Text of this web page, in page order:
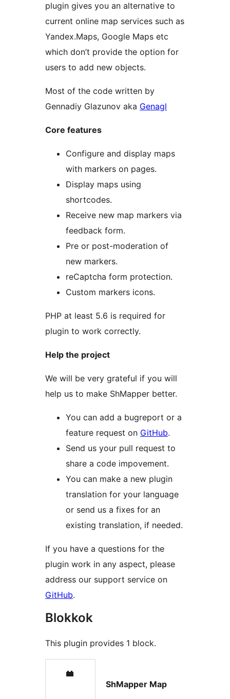
plugin gives you an alternative to
current online map services such as
Yandex.Maps, Google Maps etc
which don’t provide the option for
users to add new objects.
Most of the code written by
Gennadiy Glazunov aka Genagl
Core features
Configure and display maps
with markers on pages.
Display maps using
shortcodes.
Receive new map markers via
feedback form.
Pre or post-moderation of
new markers.
reCaptcha form protection.
Custom markers icons.
PHP at least 5.6 is required for
plugin to work correctly.
Help the project
We will be very grateful if you will
help us to make ShMapper better.
You can add a bugreport or a
feature request on GitHub.
Send us your pull request to
share a code impovement.
You can make a new plugin
translation for your language
or send us a fixes for an
existing translation, if needed.
If you have a questions for the
plugin work in any aspect, please
address our support service on
GitHub.
Blokkok
This plugin provides 1 block.
ShMapper Map